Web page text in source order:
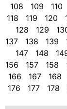
108
109 110
118
119 120
128
129
137
138 139
147
148
156
157 158
166
167 168
176
177 178